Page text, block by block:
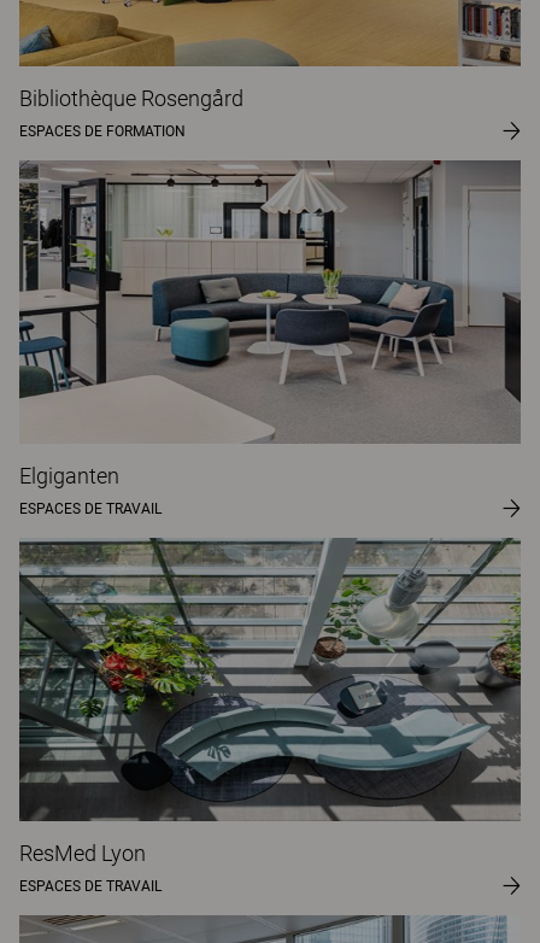
Bibliothèque Rosengård
ESPACES DE FORMATION
Elgiganten
ESPACES DE TRAVAIL
ResMed Lyon
ESPACES DE TRAVAIL